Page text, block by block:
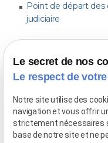
Point de départ
judiciaire
Déféré et
déféré?
mars 2023
L'appelant incident
Le secret de nos
Le respect de
Notre site utilise des
navigation et vous offrir
strictement nécessaires
base de notre site et ne